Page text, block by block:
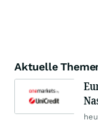
Aktuelle